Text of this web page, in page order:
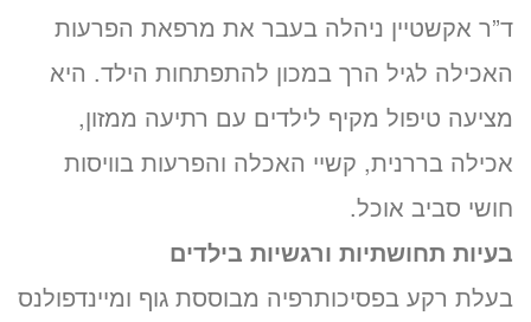
ד”ר אקשטיין ניהלה בעבר את מרפאת הפרעות
האכילה לגיל הרך במכון להתפתחות הילד. היא
מציעה טיפול מקיף לילדים עם רתיעה ממזון,
אכילה בררנית, קשיי האכלה והפרעות בוויסות
חושי סביב אוכל.
בעיות תחושתיות ורגשיות בילדים
בעלת רקע בפסיכותרפיה מבוססת גוף ומיינדפולנס